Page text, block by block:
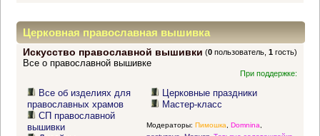
Церковная православная вышивка
Искусство православной вышивки (0 пользователь,1 гость)
Все о православной вышивке
При поддержке:
Все об изделиях для
православных храмов
СП православной
вышивки
Церковные праздники
Мастер-класс
Модераторы: Пимошка Domnina